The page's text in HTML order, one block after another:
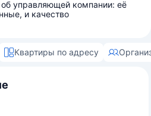
управляющей компании: её
и качество
Квартиры по адресу